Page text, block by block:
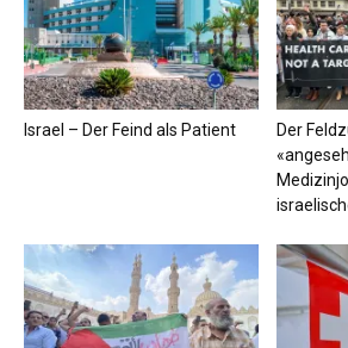
Israel – Der Feind als Patient
Der